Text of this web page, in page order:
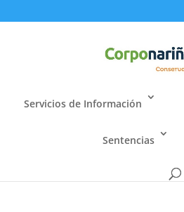
Servicios de Información
Sentencias